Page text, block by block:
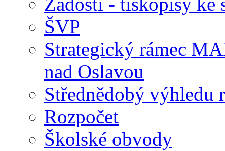
ŠVP
Strategický rámec
nad Oslavou
Střednědobý výhledu
Rozpočet
Školské obvody